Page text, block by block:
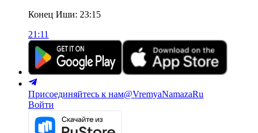
Конец Иши: 23:15
21:11
Присоединяйтесь к нам@VremyaNamazaRu
Войти